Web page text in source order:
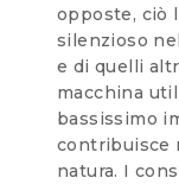
opposte, ciò
silenzioso
e di quelli
macchina
bassissimo
contribuisce
natura. I